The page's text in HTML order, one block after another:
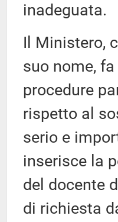
inadeguata.
Il Ministero,
suo nome,
procedure
rispetto al
serio e
inserisce la
del docente
di richiesta